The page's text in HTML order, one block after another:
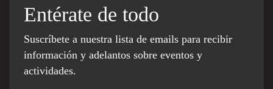
Entérate de todo
Suscríbete a nuestra lista de emails para recibir
información y adelantos sobre eventos y
actividades.